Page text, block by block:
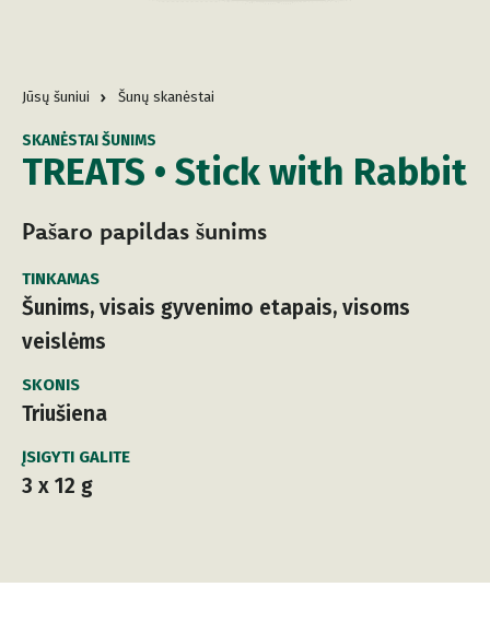
Jūsų šuniui Šunų skanėstai
TREATS • Stick with Rabbit
SKANĖSTAI ŠUNIMS
Pašaro papildas šunims
TINKAMAS
Šunims, visais gyvenimo etapais, visoms
veislėms
SKONIS
Triušiena
ĮSIGYTI GALITE
3 x 12 g